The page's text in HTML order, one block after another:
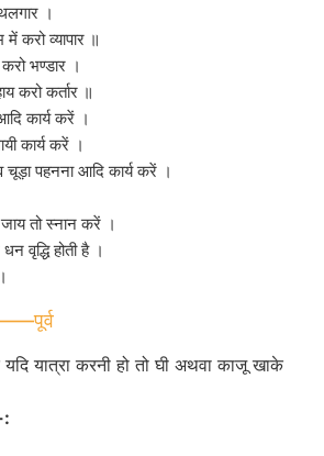
।
करो व्यापार ॥
भण्डार ।
करो कर्तार ॥
कार्य करें ।
कार्य करें ।
पहनना आदि कार्य करें ।
जाय तो स्नान करें ।
वृद्धि होती है ।
यात्रा करनी हो तो घी अथवा काजू खाके
: